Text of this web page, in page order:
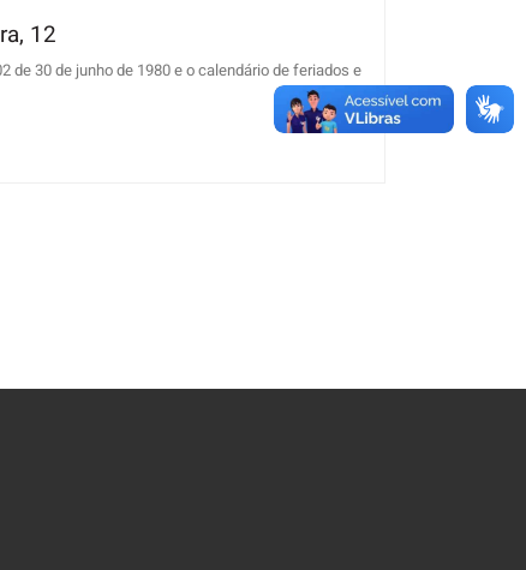
12
de 30 de junho de 1980 e o calendário de feriados e